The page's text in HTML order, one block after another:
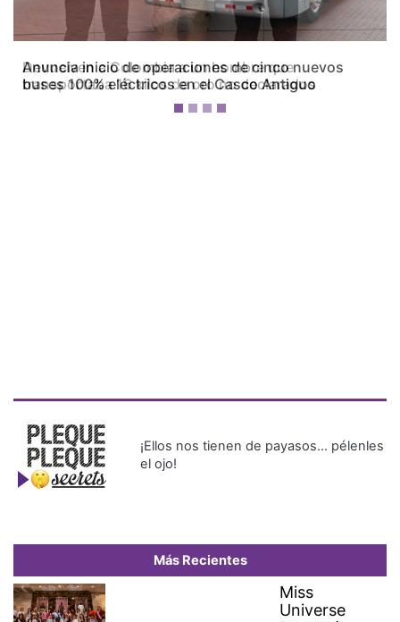
Devuelven a Colombia a un hombre que
transportaba 16 kilos de oro no declarados
¡Ellos nos tienen de payasos… pélenles
el ojo!
Más Recientes
Miss
Universe